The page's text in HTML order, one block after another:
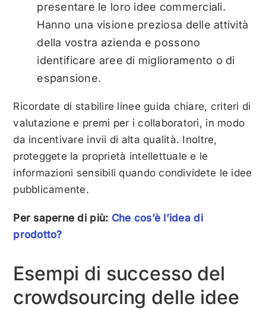
presentare le loro idee commerciali.
Hanno una visione preziosa delle attività
della vostra azienda e possono
identificare aree di miglioramento o di
espansione.
Ricordate di stabilire linee guida chiare, criteri di
valutazione e premi per i collaboratori, in modo
da incentivare invii di alta qualità. Inoltre,
proteggete la proprietà intellettuale e le
informazioni sensibili quando condividete le idee
pubblicamente.
Per saperne di più: Che cos’è l’idea di
prodotto?
Esempi di successo del
crowdsourcing delle idee